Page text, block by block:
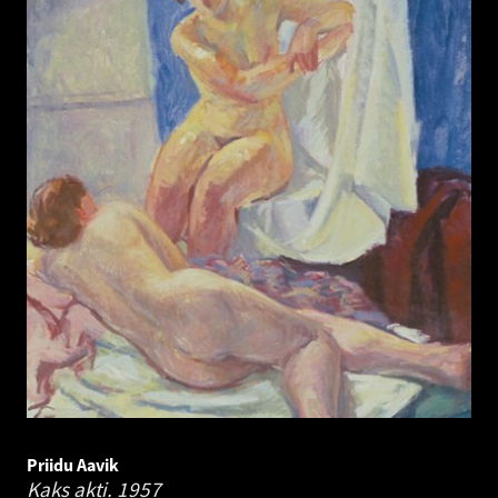
Priidu Aavik
Kaks akti. 1957